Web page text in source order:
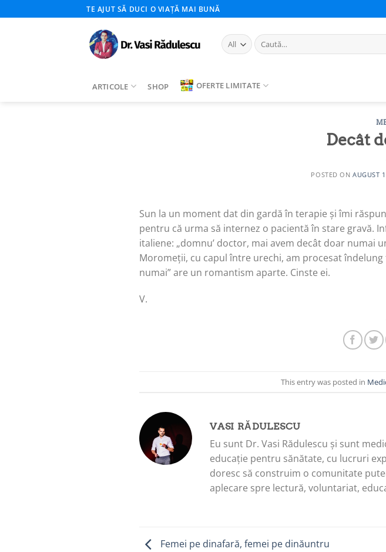
to
TE AJUT SĂ DUCI O VIAȚĂ MAI BUNĂ
Caută
după:
ARTICOLE SHOP OFERTE LIMITATE
Decât
POSTED ONAUGUST
Sun la un moment dat din gardă în terapie și îmi
pentru că urma să internez o pacientă în stare gravă.
italiene: „domnu’ doctor, mai avem decât doar numai
Moromeții, cu capul între urechi, am procesat
numai” are un romantism aparte. Cinste ei.
V.
This entry was posted in
VASI RĂDULESCU
Eu sunt Dr. Vasi Rădulescu și sunt
educație pentru sănătate, cu lucruri
doresc să construim o comunitate
aplecare spre lectură, voluntariat,
Femei pe dinafară, femei pe dinăuntru